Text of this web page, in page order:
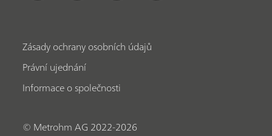
Zásady ochrany osobních údajů
Právní ujednání
Informace o společnosti
© Metrohm AG 2022-2026